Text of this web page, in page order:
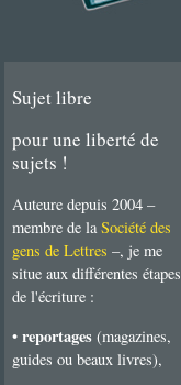
Sujet libre
pour une liberté de
sujets !
Auteure depuis 2004 –
membre de laSociété des
gens de Lettres –, je me
situe aux différentes étapes
de l'écriture :
• reportages (magazines,
guides ou beaux livres),